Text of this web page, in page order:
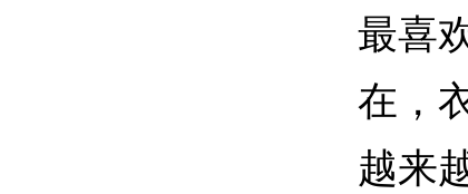
最喜
在，
越来